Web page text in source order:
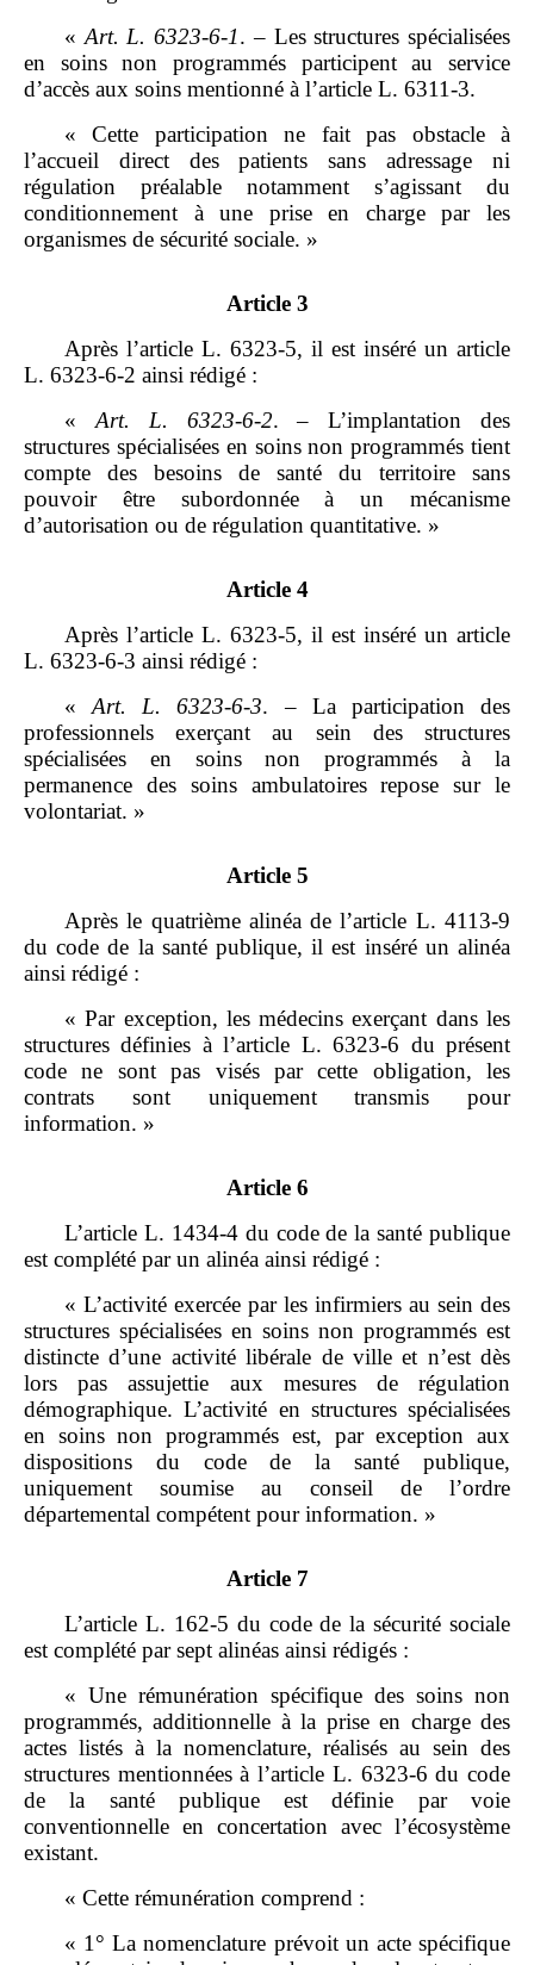
«Art. L. 6323‑6‑1. – Les structures spécialisées
en soins non programmés participent au service
d’accès aux soins mentionné à l’article L. 6311‑3.
« Cette participation ne fait pas obstacle à
l’accueil direct des patients sans adressage ni
régulation préalable notamment s’agissant du
conditionnement à une prise en charge par les
organismes de sécurité sociale. »
Article 3
Après l’article L. 6323‑5, il est inséré un article
L. 6323‑6‑2 ainsi rédigé :
«Art. L. 6323‑6‑2. – L’implantation des
structures spécialisées en soins non programmés tient
compte des besoins de santé du territoire sans
pouvoir être subordonnée à un mécanisme
d’autorisation ou de régulation quantitative. »
Article 4
Après l’article L. 6323‑5, il est inséré un article
L. 6323‑6‑3 ainsi rédigé :
«Art. L. 6323‑6‑3. – La participation des
professionnels exerçant au sein des structures
spécialisées en soins non programmés à la
permanence des soins ambulatoires repose sur le
volontariat. »
Article 5
Après le quatrième alinéa de l’article L. 4113‑9
du code de la santé publique, il est inséré un alinéa
ainsi rédigé :
« Par exception, les médecins exerçant dans les
structures définies à l’article L. 6323‑6 du présent
code ne sont pas visés par cette obligation, les
contrats sont uniquement transmis pour
information. »
Article 6
L’article L. 1434‑4 du code de la santé publique
est complété par un alinéa ainsi rédigé :
« L’activité exercée par les infirmiers au sein des
structures spécialisées en soins non programmés est
distincte d’une activité libérale de ville et n’est dès
lors pas assujettie aux mesures de régulation
démographique. L’activité en structures spécialisées
en soins non programmés est, par exception aux
dispositions du code de la santé publique,
uniquement soumise au conseil de l’ordre
départemental compétent pour information. »
Article 7
L’article L. 162‑5 du code de la sécurité sociale
est complété par sept alinéas ainsi rédigés :
« Une rémunération spécifique des soins non
programmés, additionnelle à la prise en charge des
actes listés à la nomenclature, réalisés au sein des
structures mentionnées à l’article L. 6323‑6 du code
de la santé publique est définie par voie
conventionnelle en concertation avec l’écosystème
existant.
« Cette rémunération comprend :
« 1° La nomenclature prévoit un acte spécifique